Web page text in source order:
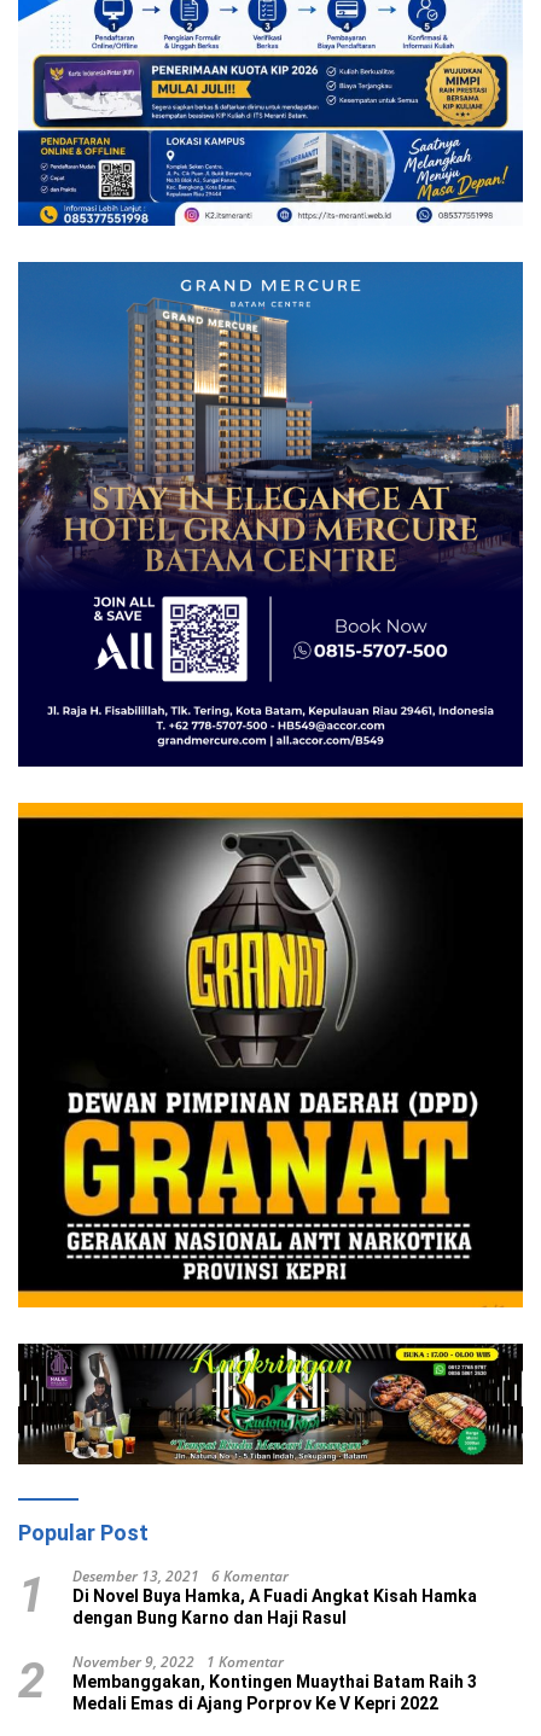
Popular Post
1 Desember 13, 2021 6 Komentar
Di Novel Buya Hamka, A Fuadi Angkat Kisah Hamka
dengan Bung Karno dan Haji Rasul
2 November 9, 2022 1 Komentar
Membanggakan, Kontingen Muaythai Batam Raih 3
Medali Emas di Ajang Porprov Ke V Kepri 2022